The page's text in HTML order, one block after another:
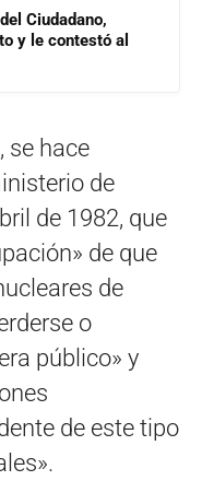
Ciudadano,
y le contestó al
se hace
de
de 1982, que
de que
de
o
público» y
de este tipo